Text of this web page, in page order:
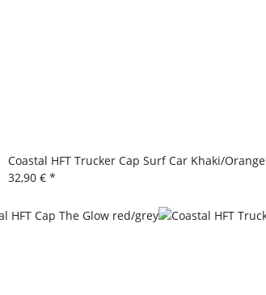
Coastal HFT Trucker Cap Surf Car Khaki/Orange
32,90 € *